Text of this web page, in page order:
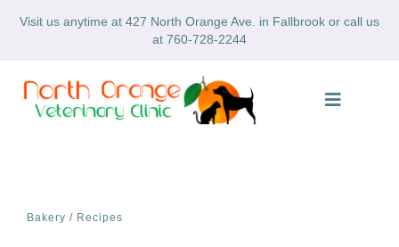
Visit us anytime at 427 North Orange Ave. in Fallbrook or call us
at 760-728-2244
Toggle
About
Bakery / Recipes